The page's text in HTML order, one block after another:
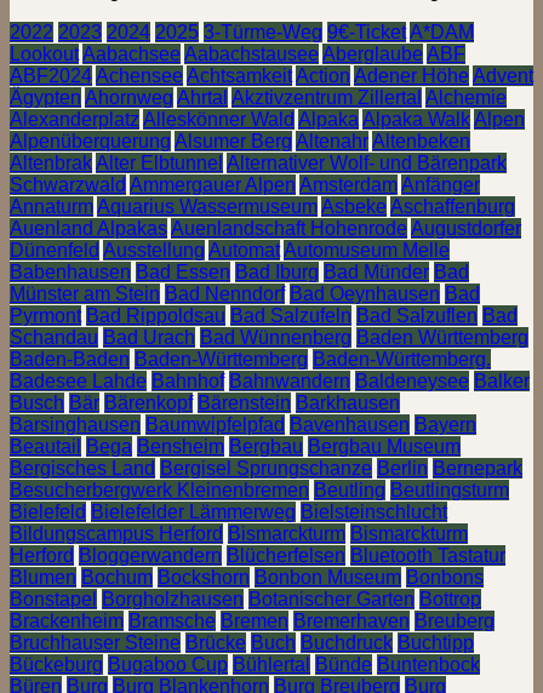
2022 2023 2024 2025 3-Türme-Weg 9€-TicketA*DAM
LookoutAabachseeAabachstauseeAberglaubeABF
ABF2024AchenseeAchtsamkeitAction Adener HöheAdvent
Ägypten Ahornweg Ahrtal Akztivzentrum Zillertal Alchemie
Alexanderplatz Alleskönner Wald Alpaka Alpaka WalkAlpen
Alpenüberquerung Alsumer Berg AltenahrAltenbeken
AltenbrakAlter Elbtunnel Alternativer Wolf- und Bärenpark
Schwarzwald Ammergauer Alpen AmsterdamAnfänger
AnnaturmAquarius WassermuseumAsbekeAschaffenburg
Auenland AlpakasAuenlandschaft HohenrodeAugustdorfer
Dünenfeld Ausstellung AutomatAutomuseum Melle
Babenhausen Bad Essen Bad Iburg Bad Münder Bad
Münster am Stein Bad Nenndorf Bad Oeynhausen Bad
Pyrmont Bad Rippoldsau Bad Salzufeln Bad Salzuflen Bad
Schandau Bad Urach Bad Wünnenberg Baden Württemberg
Baden-Baden Baden-Württemberg Baden-Württemberg.
Badesee Lahde Bahnhof Bahnwandern Baldeneysee Balker
Busch Bär Bärenkopf Bärenstein Barkhausen
Barsinghausen Baumwipfelpfad Bavenhausen Bayern
Beautail
Bega Bensheim Bergbau Bergbau Museum
Bergisches Land Bergisel Sprungschanze Berlin Bernepark
Besucherbergwerk Kleinenbremen Beutling Beutlingsturm
Bielefeld Bielefelder Lämmerweg Bielsteinschlucht
Bildungscampus Herford Bismarckturm Bismarckturm
Herford Bloggerwandern Blücherfelsen Bluetooth Tastatur
Blumen Bochum Bockshorn Bonbon Museum Bonbons
Bonstapel Borgholzhausen Botanischer Garten Bottrop
Brackenheim Bramsche Bremen Bremerhaven Breuberg
Bruchhauser Steine Brücke Buch Buchdruck Buchtipp
Bückeburg Bugaboo Cup Bühlertal Bünde Buntenbock
Büren Burg Burg Blankenhorn Burg Breuberg Burg